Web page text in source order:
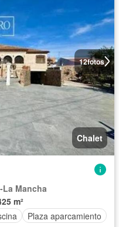
12fotos
Chalet
La Mancha
m²
Plaza aparcamiento